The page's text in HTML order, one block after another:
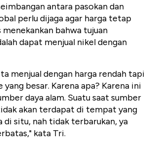
antara pasokan dan
perlu dijaga agar harga tetap
menekankan bahwa tujuan
dapat menjual nikel dengan
menjual dengan harga rendah tapi
yang besar. Karena apa? Karena ini
daya alam. Suatu saat sumber
akan terdapat di tempat yang
di situ, nah tidak terbarukan, ya
kata Tri.